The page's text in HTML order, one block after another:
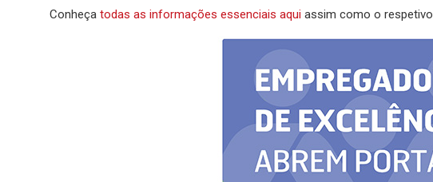
Conheça todas as informações essenciais aqui assim como o respetivo